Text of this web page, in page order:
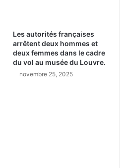
Les autorités françaises
arrêtent deux hommes et
deux femmes dans le cadre
du vol au musée du Louvre.
novembre 25, 2025